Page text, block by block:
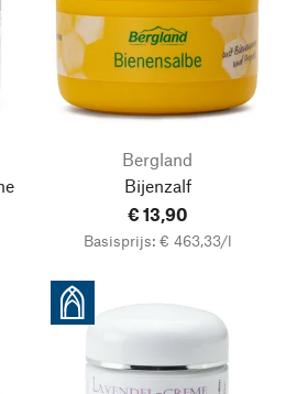
Bergland
Bijenzalf
€ 13,90
Basisprijs: € 463,33/l